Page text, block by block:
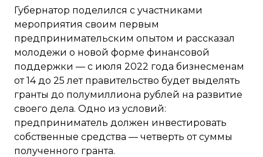
Губернатор поделился с участниками
мероприятия своим первым
предпринимательским опытом и рассказал
молодежи о новой форме финансовой
поддержки — с июля 2022 года бизнесменам
от 14 до 25 лет правительство будет выделять
гранты до полумиллиона рублей на развитие
своего дела. Одно из условий:
предприниматель должен инвестировать
собственные средства — четверть от суммы
полученного гранта.